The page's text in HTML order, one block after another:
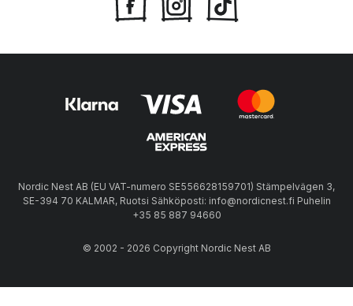
Nordic Nest AB (EU VAT-numero SE556628159701) Stämpelvägen 3,
SE-394 70 KALMAR, Ruotsi Sähköposti: info@nordicnest.fi Puhelin
+35 85 887 94660
© 2002 - 2026 Copyright Nordic Nest AB